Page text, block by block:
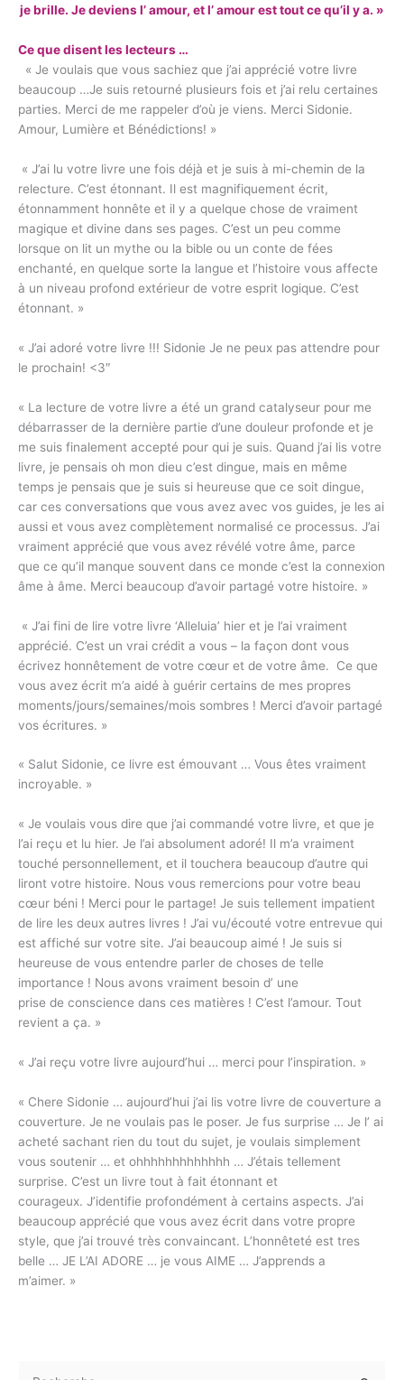
je brille. Je deviens l’ amour, et l’ amour est tout ce qu’il y a. »
Ce que disent les lecteurs …
« Je voulais que vous sachiez que j’ai apprécié votre livre
beaucoup …Je suis retourné plusieurs fois et j’ai relu certaines
parties. Merci de me rappeler d’où je viens. Merci Sidonie.
Amour, Lumière et Bénédictions! »
« J’ai lu votre livre une fois déjà et je suis à mi-chemin de la
relecture. C’est étonnant. Il est magnifiquement écrit,
étonnamment honnête et il y a quelque chose de vraiment
magique et divine dans ses pages. C’est un peu comme
lorsque on lit un mythe ou la bible ou un conte de fées
enchanté, en quelque sorte la langue et l’histoire vous affecte
à un niveau profond extérieur de votre esprit logique. C’est
étonnant. »
« J’ai adoré votre livre !!! Sidonie Je ne peux pas attendre pour
le prochain! <3″
« La lecture de votre livre a été un grand catalyseur pour me
débarrasser de la dernière partie d’une douleur profonde et je
me suis finalement accepté pour qui je suis. Quand j’ai lis votre
livre, je pensais oh mon dieu c’est dingue, mais en même
temps je pensais que je suis si heureuse que ce soit dingue,
car ces conversations que vous avez avec vos guides, je les ai
aussi et vous avez complètement normalisé ce processus. J’ai
vraiment apprécié que vous avez révélé votre âme, parce
que ce qu’il manque souvent dans ce monde c’est la connexion
âme à âme. Merci beaucoup d’avoir partagé votre histoire. »
« J’ai fini de lire votre livre ‘Alleluia’ hier et je l’ai vraiment
apprécié. C’est un vrai crédit a vous – la façon dont vous
écrivez honnêtement de votre cœur et de votre âme. Ce que
vous avez écrit m’a aidé à guérir certains de mes propres
moments/jours/semaines/mois sombres ! Merci d’avoir partagé
vos écritures. »
« Salut Sidonie, ce livre est émouvant … Vous êtes vraiment
incroyable. »
« Je voulais vous dire que j’ai commandé votre livre, et que je
l’ai reçu et lu hier. Je l’ai absolument adoré! Il m’a vraiment
touché personnellement, et il touchera beaucoup d’autre qui
liront votre histoire. Nous vous remercions pour votre beau
cœur béni ! Merci pour le partage! Je suis tellement impatient
de lire les deux autres livres ! J’ai vu/écouté votre entrevue qui
est affiché sur votre site. J’ai beaucoup aimé ! Je suis si
heureuse de vous entendre parler de choses de telle
importance ! Nous avons vraiment besoin d’ une
prise de conscience dans ces matières ! C’est l’amour. Tout
revient a ça. »
« J’ai reçu votre livre aujourd’hui … merci pour l’inspiration. »
« Chere Sidonie … aujourd’hui j’ai lis votre livre de couverture a
couverture. Je ne voulais pas le poser. Je fus surprise … Je l’ ai
acheté sachant rien du tout du sujet, je voulais simplement
vous soutenir … et ohhhhhhhhhhhhh … J’étais tellement
surprise. C’est un livre tout à fait étonnant et
courageux. J’identifie profondément à certains aspects. J’ai
beaucoup apprécié que vous avez écrit dans votre propre
style, que j’ai trouvé très convaincant. L’honnêteté est tres
belle … JE L’AI ADORE … je vous AIME … J’apprends a
m’aimer. »